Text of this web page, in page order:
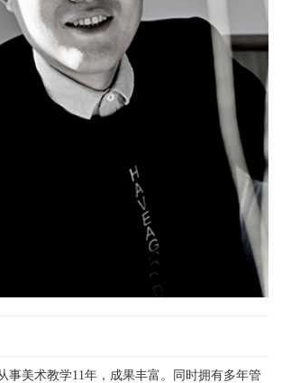
事美术教学11年，成果丰富。同时拥有多年管